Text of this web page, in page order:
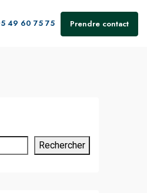
49 60 75 75 Prendre contact
Rechercher